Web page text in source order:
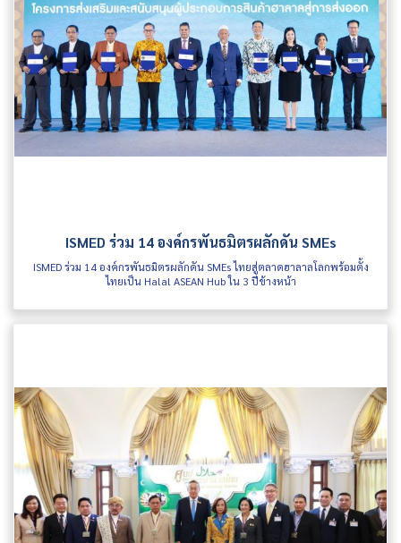
ISMED ร่วม 14 องค์กรพันธมิตรผลักดัน SMEs
ISMED ร่วม 14 องค์กรพันธมิตรผลักดัน SMEs ไทยสู่ตลาดฮาลาลโลกพร้อมตั้ง
ไทยเป็น Halal ASEAN Hub ใน 3 ปีข้างหน้า